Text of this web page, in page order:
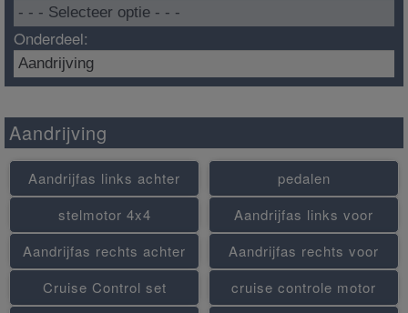
Onderdeel:
Aandrijving
Aandrijfas links achter
pedalen
stelmotor 4x4
Aandrijfas links voor
Aandrijfas rechts achter
Aandrijfas rechts voor
Cruise Control set
cruise controle motor